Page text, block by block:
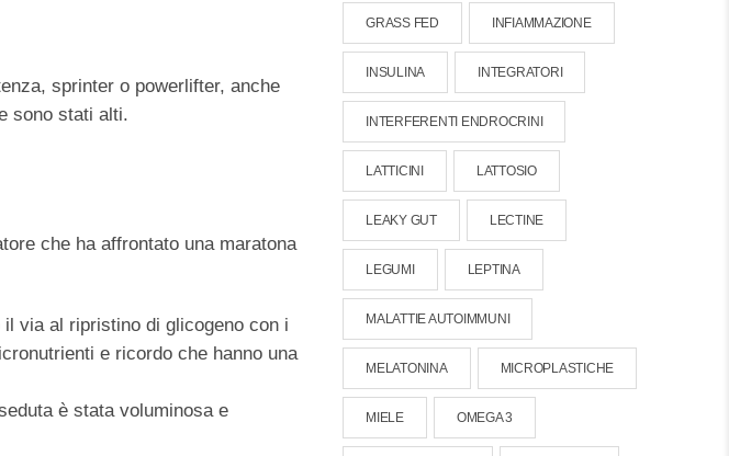
sprinter o powerlifter, anche
sono stati alti.
che ha affrontato una maratona
il via al ripristino di glicogeno con i
e ricordo che hanno una
è stata voluminosa e
GRASS FED INFIAMMAZIONE
INSULINA INTEGRATORI
INTERFERENTI ENDROCRINI
LATTICINI LATTOSIO
LEAKY GUT LECTINE
LEGUMI LEPTINA
MALATTIE AUTOIMMUNI
MELATONINA MICROPLASTICHE
MIELE OMEGA 3